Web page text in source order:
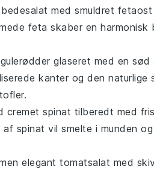
med smuldret fetaost
feta skaber en harmonisk
gulerødder glaseret med en
kanter og den naturlige
.
cremet spinat tilberedt med
af spinat vil smelte i munden
elegant tomatsalat med